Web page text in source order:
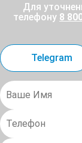
Для
телефону 8
Telegram